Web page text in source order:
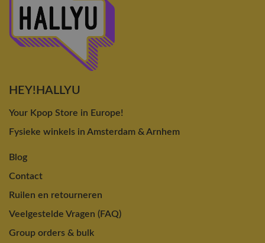
HEY!HALLYU
Your Kpop Store in Europe!
Fysieke winkels in Amsterdam & Arnhem
Blog
Contact
Ruilen en retourneren
Veelgestelde Vragen (FAQ)
Group orders & bulk